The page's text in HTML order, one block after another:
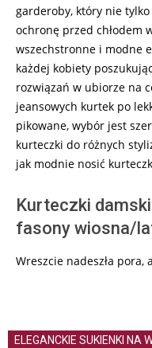
garderoby, który nie
ochronę przed chłodem
wszechstronne i modne
każdej kobiety
rozwiązań w ubiorze na
jeansowych kurtek po
pikowane, wybór jest
kurteczki do różnych
jak modnie nosić
Kurteczki
fasony wiosna/
Wreszcie nadeszła pora,
ELEGANCKIE SUKIENKI NA